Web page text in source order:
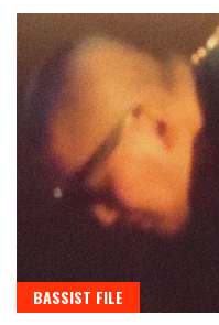
BASSIST FILE